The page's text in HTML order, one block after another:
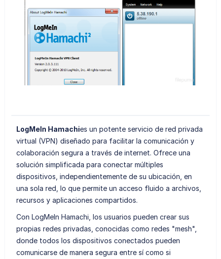
LogMeIn Hamachies un potente servicio de red privada
virtual (VPN) diseñado para facilitar la comunicación y
colaboración segura a través de internet. Ofrece una
solución simplificada para conectar múltiples
dispositivos, independientemente de su ubicación, en
una sola red, lo que permite un acceso fluido a archivos,
recursos y aplicaciones compartidos.
Con LogMeIn Hamachi, los usuarios pueden crear sus
propias redes privadas, conocidas como redes "mesh",
donde todos los dispositivos conectados pueden
comunicarse de manera segura entre sí como si